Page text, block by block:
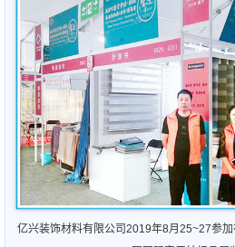
亿兴装饰材料有限公司2019年8月25~27参